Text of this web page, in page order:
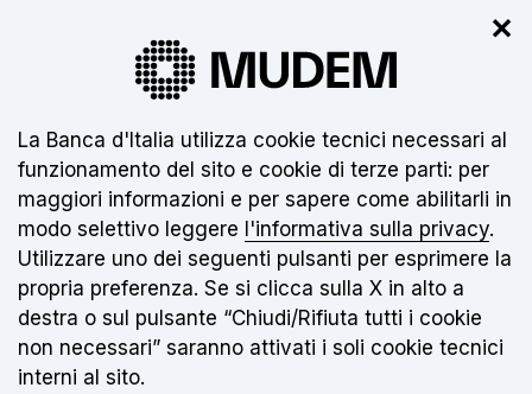
Il nuovo museo non è ancora aperto.
per info
IT
Torna alla home page
Apri
sei qui:
Home Iniziative
Mostre
L'albero degli zecchini. Moneta e mezzi di scambio
alternativi: dalle origini a un futuro da comprendere
✕
Informativa sui cookie:
La Banca d'Italia utilizza cookie tecnici necessari al
funzionamento del sito e cookie di terze parti: per
maggiori informazioni e per sapere come abilitarli in
modo selettivo leggere l'informativa sulla privacy.
Utilizzare uno dei seguenti pulsanti per esprimere la
propria preferenza. Se si clicca sulla X in alto a
destra o sul pulsante “Chiudi/Rifiuta tutti i cookie
non necessari” saranno attivati i soli cookie tecnici
interni al sito.